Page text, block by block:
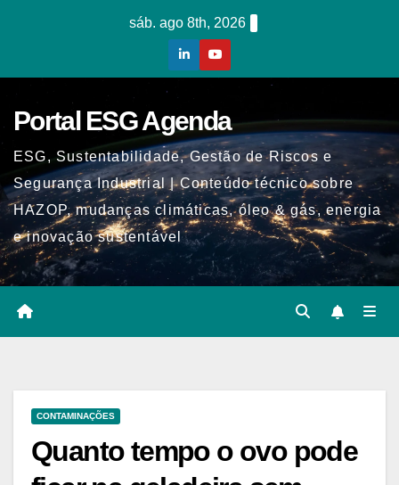
sáb. ago 8th, 2026
Portal ESG Agenda
ESG, Sustentabilidade, Gestão de Riscos e
Segurança Industrial | Conteúdo técnico sobre
HAZOP, mudanças climáticas, óleo & gás, energia
e inovação sustentável
CONTAMINAÇÕES
Quanto tempo o ovo pode